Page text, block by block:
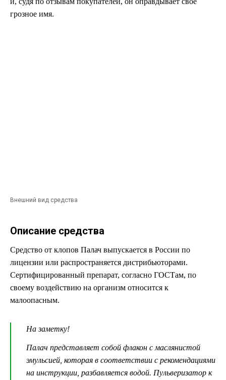
грозное имя.
Внешний вид средства
Описание средства
Средство от клопов Палач выпускается в России по
лицензии или распространяется дистрибьюторами.
Сертифицированный препарат, согласно ГОСТам, по
своему воздействию на организм относится к
малоопасным.
На заметку!
Палач представляет собой флакон с маслянистой
эмульсией, которая в соответствии с рекомендациями
на инструкции, разбавляется водой. Пульверизатор к